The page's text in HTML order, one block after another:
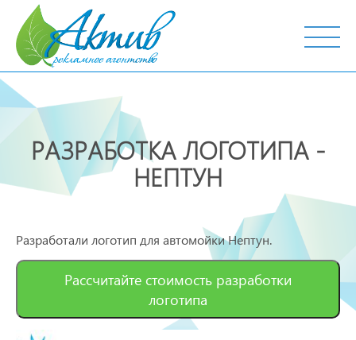
г. Тобольск, ул. Октябрьская, 19
РАЗРАБОТКА ЛОГОТИПА -
НЕПТУН
Разработали логотип для автомойки Нептун.
Рассчитайте стоимость разработки
логотипа